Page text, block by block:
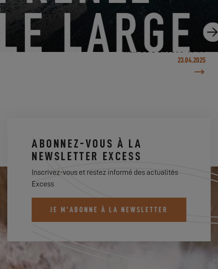
BEFORE THE BIG SPLASH #4 – JOURNÉE DE TEST EN
MER DE L’EXCESS 13 #1
23.04.2025
ABONNEZ-VOUS À LA
NEWSLETTER EXCESS
Inscrivez-vous et restez informé des actualités
Excess
JE M'ABONNE À LA NEWSLETTER